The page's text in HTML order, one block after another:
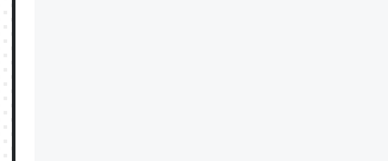
きる。一生で親と会える残り時間を日数
─たまにLINEするくらいだった遠方の父67歳と僕